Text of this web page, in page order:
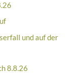
und auf der
8.8.26